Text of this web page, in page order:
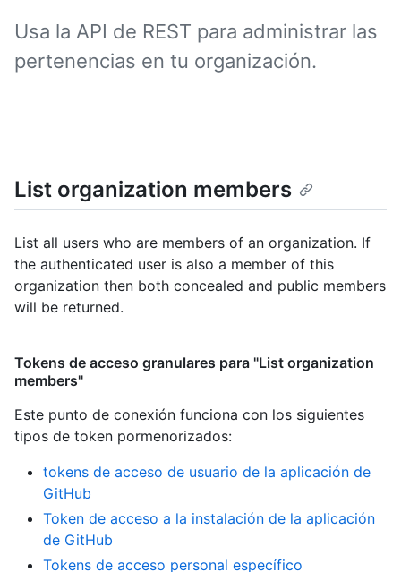
Usa la API de REST para administrar las
pertenencias en tu organización.
List organization members
List all users who are members of an organization. If
the authenticated user is also a member of this
organization then both concealed and public members
will be returned.
Tokens de acceso granulares para "List organization
members"
Este punto de conexión funciona con los siguientes
tipos de token pormenorizados:
tokens de acceso de usuario de la aplicación de
GitHub
Token de acceso a la instalación de la aplicación
de GitHub
Tokens de acceso personal específico